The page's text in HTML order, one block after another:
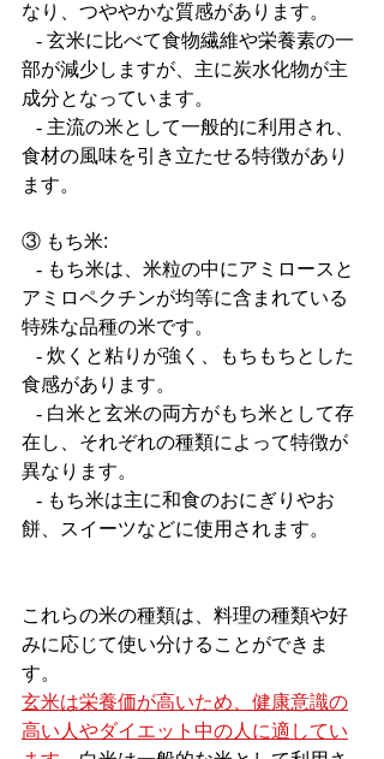
なり、つややかな質感があります。
部が減少しますが、主に炭水化物が主
成分となっています。
食材の風味を引き立たせる特徴があり
ます。
③ もち米:
アミロペクチンが均等に含まれている
特殊な品種の米です。
食感があります。
在し、それぞれの種類によって特徴が
異なります。
餅、スイーツなどに使用されます。
これらの米の種類は、料理の種類や好
みに応じて使い分けることができま
す。
玄米は栄養価が高いため、健康意識の
高い人やダイエット中の人に適してい